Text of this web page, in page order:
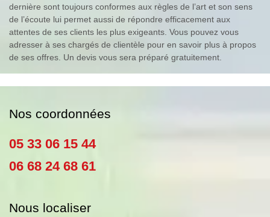
dernière sont toujours conformes aux règles de l’art et son sens
de l’écoute lui permet aussi de répondre efficacement aux
attentes de ses clients les plus exigeants. Vous pouvez vous
adresser à ses chargés de clientèle pour en savoir plus à propos
de ses offres. Un devis vous sera préparé gratuitement.
Nos coordonnées
05 33 06 15 44
06 68 24 68 61
Nous localiser